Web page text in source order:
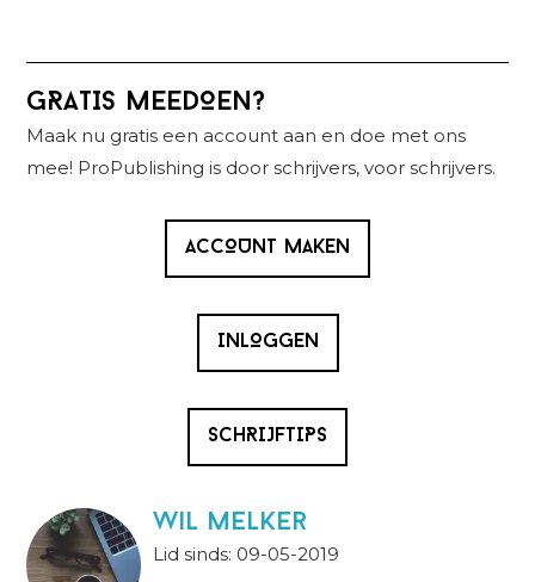
Primaire
Sidebar
GRATIS MEEDOEN?
Maak nu gratis een account aan en doe met ons
mee! ProPublishing is door schrijvers, voor schrijvers.
ACCOUNT MAKEN
INLOGGEN
SCHRIJFTIPS
wil melker
Lid sinds: 09-05-2019